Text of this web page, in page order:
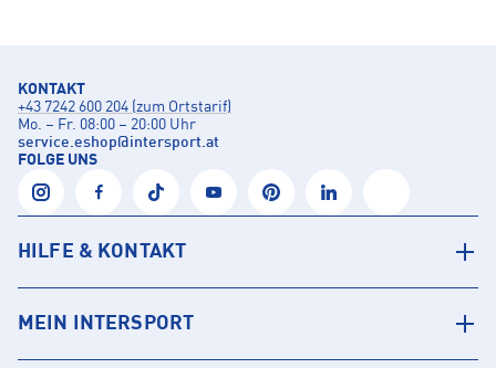
KONTAKT
+43 7242 600 204 (zum Ortstarif)
Mo. – Fr. 08:00 – 20:00 Uhr
service.eshop@intersport.at
FOLGE UNS
HILFE & KONTAKT
MEIN INTERSPORT